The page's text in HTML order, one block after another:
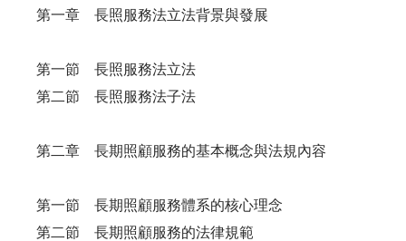
第一章 長照服務法立法背景與發展
第一節 長照服務法立法
第二節 長照服務法子法
第二章 長期照顧服務的基本概念與法規內容
第一節 長期照顧服務體系的核心理念
第二節 長期照顧服務的法律規範